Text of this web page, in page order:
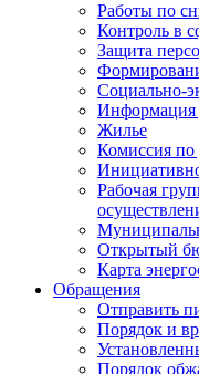
Работы по
Контроль в
Защита
Социально-
Информация
Жилье
Комиссия по
Рабочая
Открытый
Карта
Обращения
Отправить
Порядок и
Порядок